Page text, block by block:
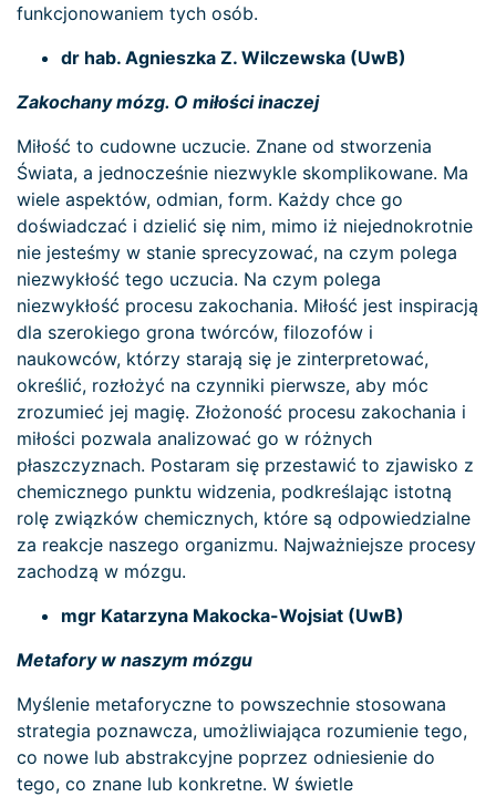
funkcjonowaniem tych osób.
dr hab. Agnieszka Z. Wilczewska (UwB)
Zakochany mózg. O miłości inaczej
Miłość to cudowne uczucie. Znane od stworzenia
Świata, a jednocześnie niezwykle skomplikowane. Ma
wiele aspektów, odmian, form. Każdy chce go
doświadczać i dzielić się nim, mimo iż niejednokrotnie
nie jesteśmy w stanie sprecyzować, na czym polega
niezwykłość tego uczucia. Na czym polega
niezwykłość procesu zakochania. Miłość jest inspiracją
dla szerokiego grona twórców, filozofów i
naukowców, którzy starają się je zinterpretować,
określić, rozłożyć na czynniki pierwsze, aby móc
zrozumieć jej magię. Złożoność procesu zakochania i
miłości pozwala analizować go w różnych
płaszczyznach. Postaram się przestawić to zjawisko z
chemicznego punktu widzenia, podkreślając istotną
rolę związków chemicznych, które są odpowiedzialne
za reakcje naszego organizmu. Najważniejsze procesy
zachodzą w mózgu.
mgr Katarzyna Makocka-Wojsiat (UwB)
Metafory w naszym mózgu
Myślenie metaforyczne to powszechnie stosowana
strategia poznawcza, umożliwiająca rozumienie tego,
co nowe lub abstrakcyjne poprzez odniesienie do
tego, co znane lub konkretne. W świetle